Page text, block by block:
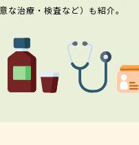
治療・検査など）も紹介。